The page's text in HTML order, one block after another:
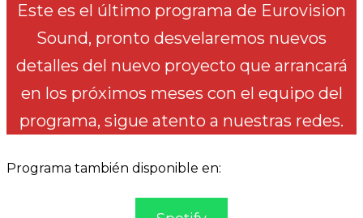
Este es el último programa de Eurovision
Sound, pronto desvelaremos nuevos
detalles del nuevo proyecto que arrancará
en los próximos meses con el equipo del
programa, sigue atento a nuestras redes.
Programa también disponible en: